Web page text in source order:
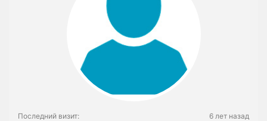
Последний визит:
6 лет назад